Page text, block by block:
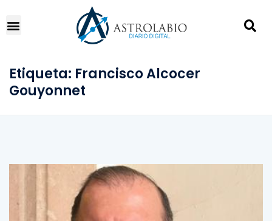
Etiqueta: Francisco Alcocer
Gouyonnet